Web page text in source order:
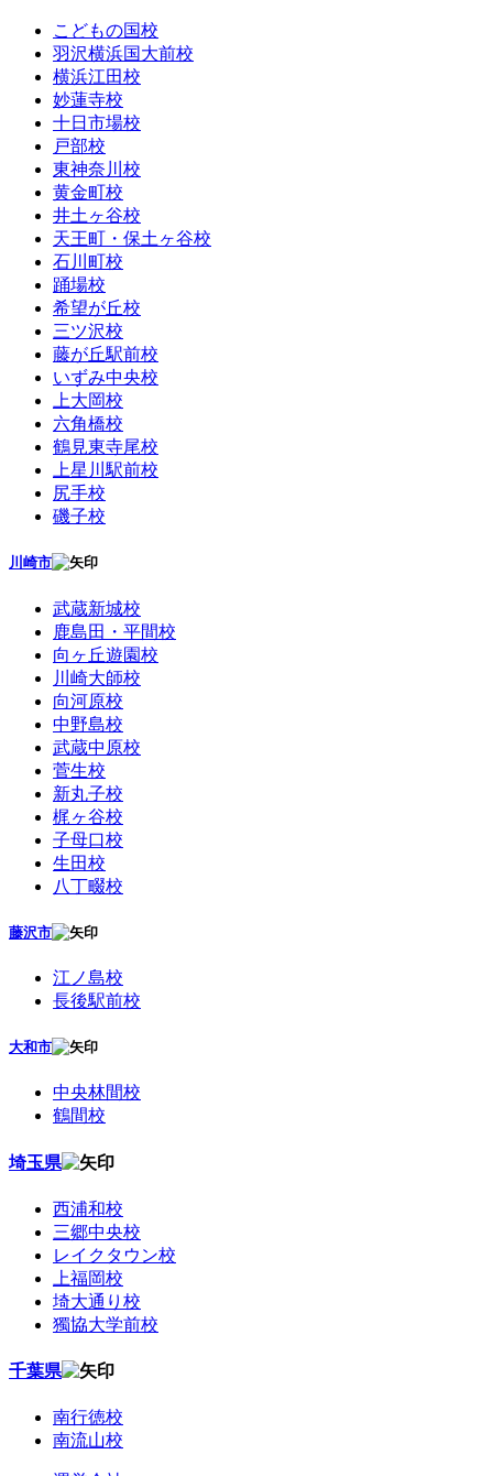
こどもの国校
羽沢横浜国大前校
横浜江田校
妙蓮寺校
十日市場校
戸部校
東神奈川校
黄金町校
井土ヶ谷校
天王町・保土ヶ谷校
石川町校
踊場校
希望が丘校
三ツ沢校
藤が丘駅前校
いずみ中央校
上大岡校
六角橋校
鶴見東寺尾校
上星川駅前校
尻手校
磯子校
川崎市
武蔵新城校
鹿島田・平間校
向ヶ丘遊園校
川崎大師校
向河原校
中野島校
武蔵中原校
菅生校
新丸子校
梶ヶ谷校
子母口校
生田校
八丁畷校
藤沢市
江ノ島校
長後駅前校
大和市
中央林間校
鶴間校
埼玉県
西浦和校
三郷中央校
レイクタウン校
上福岡校
埼大通り校
獨協大学前校
千葉県
南行徳校
南流山校